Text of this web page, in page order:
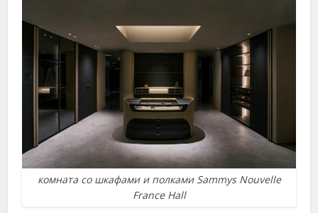
комната со шкафами и полками Sammys Nouvelle
France Hall